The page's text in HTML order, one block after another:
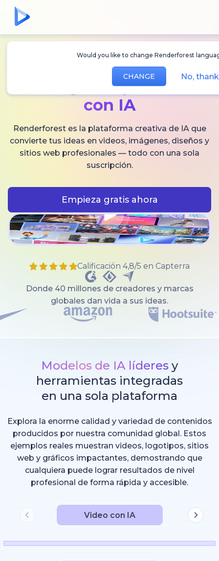
Would you like to change Renderforest
CHANGE No,
videos,
imágenesy audio
con IA
Renderforest es la plataforma creativa de IA que
convierte tus ideas en videos, imágenes, diseños y
sitios web profesionales — todo con una sola
suscripción.
Empieza gratis ahora
Calificación 4,8/5 en Capterra
Donde 40 millones de creadores y marcas
globales dan vida a sus ideas.
Modelos de IA líderes y
herramientas integradas
en una sola plataforma
Explora la enorme calidad y variedad de contenidos
producidos por nuestra comunidad global. Estos
ejemplos reales muestran videos, logotipos, sitios
web y gráficos impactantes, demostrando que
cualquiera puede lograr resultados de nivel
profesional de forma rápida y accesible.
Video con IA